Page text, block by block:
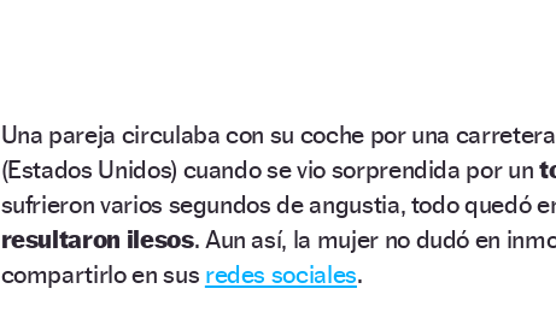
Una pareja circulaba con su coche por una
(Estados Unidos) cuando se vio sorprendida por un
sufrieron varios segundos de angustia, todo quedó
resultaron ilesos. Aun así, la mujer no dudó en
compartirlo en sus redes sociales.